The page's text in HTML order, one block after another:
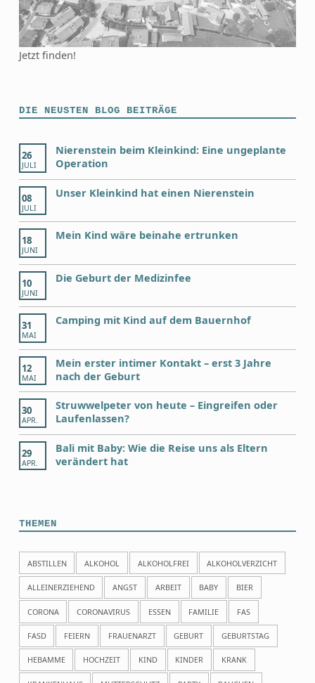
Jetzt finden!
DIE NEUSTEN BLOG BEITRÄGE
26
JULI
Nierenstein beim Kleinkind: Eine ungeplante
Operation
08
JULI
Unser Kleinkind hat einen Nierenstein
18
JUNI
Mein Kind wäre beinahe ertrunken
10
JUNI
Die Geburt der Medizinfee
31
MAI
Camping mit Kind auf dem Bauernhof
12
MAI
Mein erster intimer Kontakt – erst 3 Jahre
nach der Geburt
30
APR.
Struwwelpeter von heute – Eingreifen oder
Laufenlassen?
29
APR.
Bali mit Baby: Wie die Reise uns als Eltern
verändert hat
THEMEN
ABSTILLEN ALKOHOL ALKOHOLFREI ALKOHOLVERZICHT
ALLEINERZIEHEND ANGST ARBEIT BABY BIER
CORONA CORONAVIRUS ESSEN FAMILIE FAS
FASD FEIERN FRAUENARZT GEBURT GEBURTSTAG
HEBAMME HOCHZEIT KIND KINDER KRANK